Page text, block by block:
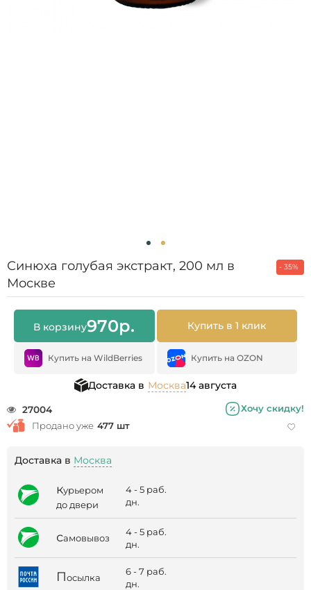
Синюха голубая экстракт, 200 мл в
Москве
- 35%
В корзину970р. Купить в 1 клик
Купить на WildBerries Купить на OZON
Доставка в Москва14 августа
27004
Хочу скидку!
Продано уже 477 шт
Доставка в Москва
курьером
до двери
4 - 5 раб.
дн.
самовывоз
4 - 5 раб.
дн.
Посылка
6 - 7 раб.
дн.